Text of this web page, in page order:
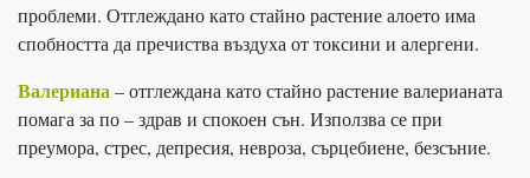
проблеми. Отглеждано като стайно растение алоето има
спобността да пречиства въздуха от токсини и алергени.
Валериана– отглеждана като стайно растение валерианата
помага за по – здрав и спокоен сън. Използва се при
преумора, стрес, депресия, невроза, сърцебиене, безсъние.